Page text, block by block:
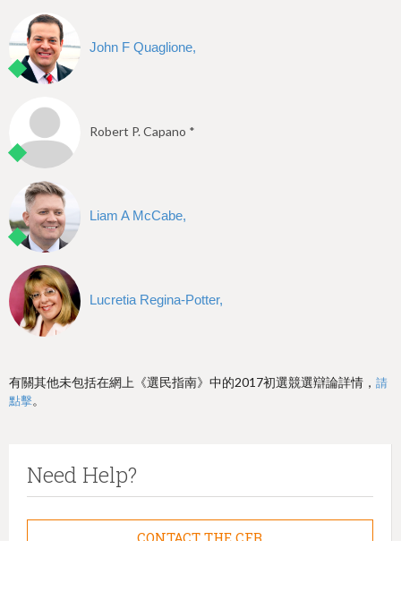
John F Quaglione,
Robert P. Capano *
Liam A McCabe,
Lucretia Regina-Potter,
有關其他未包括在網上《選民指南》中的2017初選競選辯論詳情， 請
點擊。
Need Help?
CONTACT THE CFB